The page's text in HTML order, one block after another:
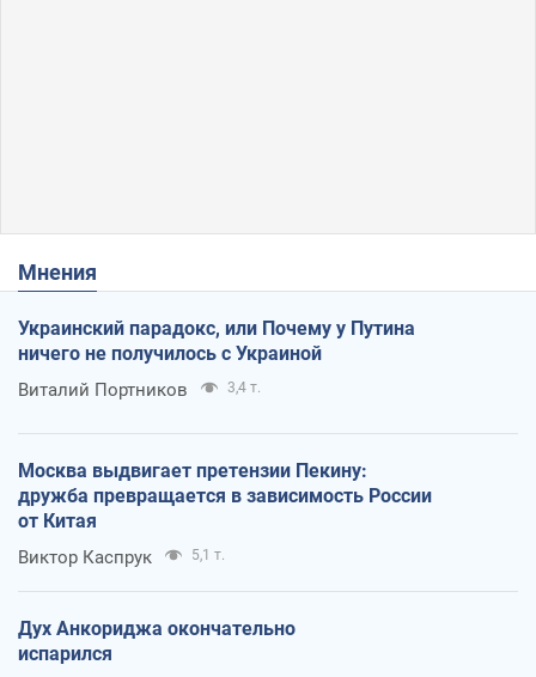
Мнения
Украинский парадокс, или Почему у Путина
ничего не получилось с Украиной
Виталий Портников 3,4 т.
Москва выдвигает претензии Пекину:
дружба превращается в зависимость России
от Китая
Виктор Каспрук 5,1 т.
Дух Анкориджа окончательно
испарился